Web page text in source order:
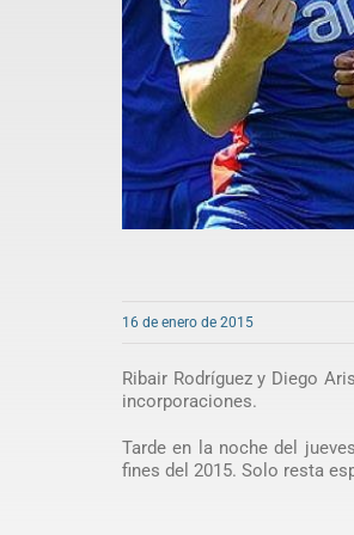
16 de enero de 2015
Ribair Rodríguez y Diego
incorporaciones.
Tarde en la noche del
fines del 2015. Solo resta